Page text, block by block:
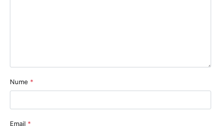
Nume *
Email *